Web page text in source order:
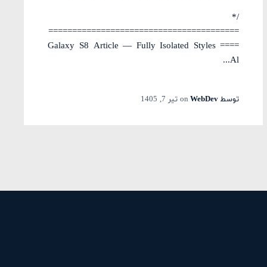
/*
========================================
==== Galaxy S8 Article — Fully Isolated Styles
Al...
توسطWebDev
on تیر 7, 1405